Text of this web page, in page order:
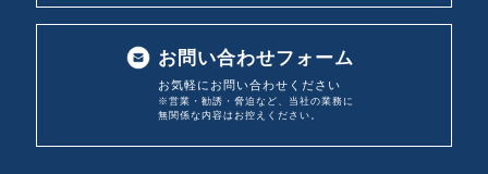
お問い合わせフォーム
お気軽にお問い合わせください
※営業・勧誘・脅迫など、当社の業務に
無関係な内容は お控えください。